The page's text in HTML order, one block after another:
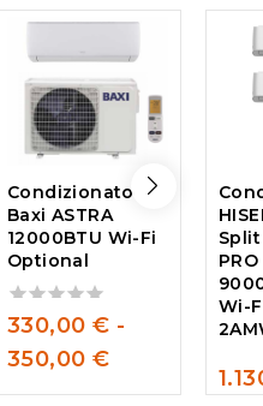
Condizionatore
Baxi ASTRA
12000BTU Wi-Fi
Optional
0
out
of
5
330,00 € -
350,00 €
Split
PRO
Wi-
0